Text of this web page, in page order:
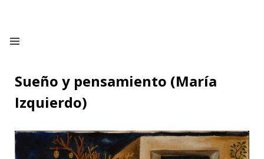
Sueño y pensamiento (María
Izquierdo)